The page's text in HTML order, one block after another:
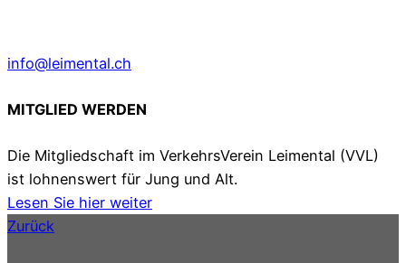
info@leimental.ch
MITGLIED WERDEN
Die Mitgliedschaft im VerkehrsVerein Leimental (VVL)
ist lohnenswert für Jung und Alt.
Lesen Sie hier weiter
Zurück